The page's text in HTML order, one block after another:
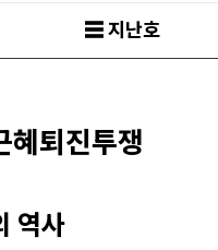
☰ 지난호
혜퇴진투쟁
역사